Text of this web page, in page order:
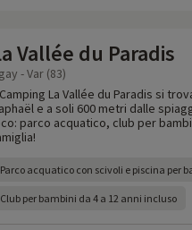
Vallée du Paradis
- Var (83)
La Vallée du Paradis si
e a soli 600 metri dalle
parco acquatico, club per
Parco acquatico con scivoli e piscina per
Club per bambini da 4 a 12 anni incluso